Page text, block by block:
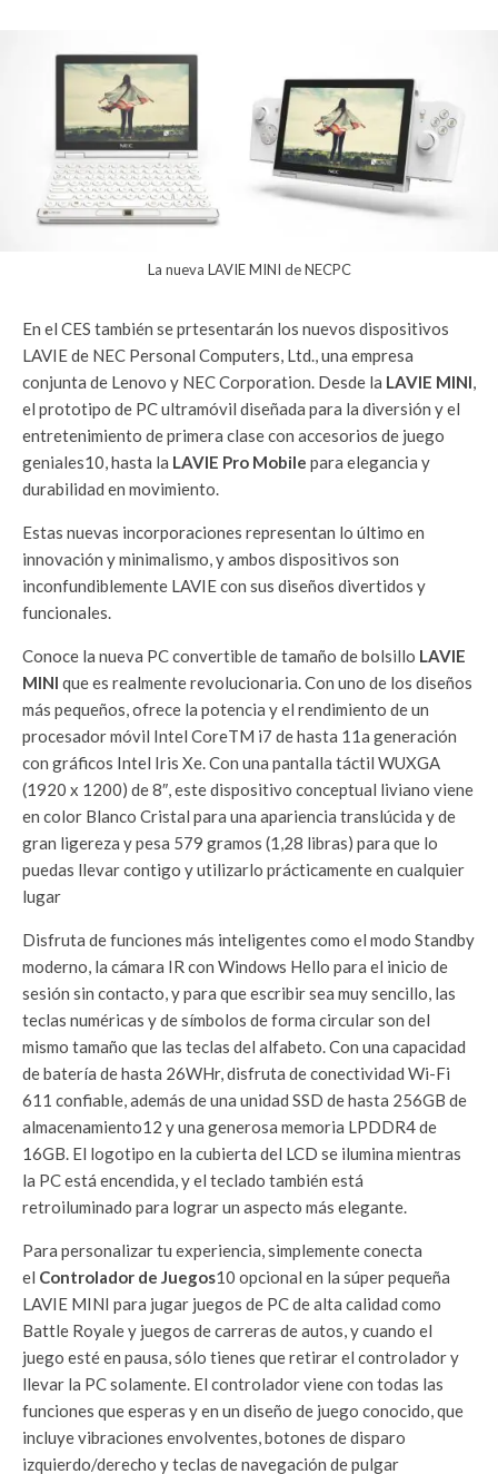
La nueva LAVIE MINI de NECPC
En el CES también se prtesentarán los nuevos dispositivos
LAVIE de NEC Personal Computers, Ltd., una empresa
conjunta de Lenovo y NEC Corporation. Desde la LAVIE MINI,
el prototipo de PC ultramóvil diseñada para la diversión y el
entretenimiento de primera clase con accesorios de juego
geniales10, hasta la LAVIE Pro Mobile para elegancia y
durabilidad en movimiento.
Estas nuevas incorporaciones representan lo último en
innovación y minimalismo, y ambos dispositivos son
inconfundiblemente LAVIE con sus diseños divertidos y
funcionales.
Conoce la nueva PC convertible de tamaño de bolsillo LAVIE
MINI que es realmente revolucionaria. Con uno de los diseños
más pequeños, ofrece la potencia y el rendimiento de un
procesador móvil Intel CoreTM i7 de hasta 11a generación
con gráficos Intel Iris Xe. Con una pantalla táctil WUXGA
(1920 x 1200) de 8″, este dispositivo conceptual liviano viene
en color Blanco Cristal para una apariencia translúcida y de
gran ligereza y pesa 579 gramos (1,28 libras) para que lo
puedas llevar contigo y utilizarlo prácticamente en cualquier
lugar
Disfruta de funciones más inteligentes como el modo Standby
moderno, la cámara IR con Windows Hello para el inicio de
sesión sin contacto, y para que escribir sea muy sencillo, las
teclas numéricas y de símbolos de forma circular son del
mismo tamaño que las teclas del alfabeto. Con una capacidad
de batería de hasta 26WHr, disfruta de conectividad Wi-Fi
611 confiable, además de una unidad SSD de hasta 256GB de
almacenamiento12 y una generosa memoria LPDDR4 de
16GB. El logotipo en la cubierta del LCD se ilumina mientras
la PC está encendida, y el teclado también está
retroiluminado para lograr un aspecto más elegante.
Para personalizar tu experiencia, simplemente conecta
el Controlador de Juegos10 opcional en la súper pequeña
LAVIE MINI para jugar juegos de PC de alta calidad como
Battle Royale y juegos de carreras de autos, y cuando el
juego esté en pausa, sólo tienes que retirar el controlador y
llevar la PC solamente. El controlador viene con todas las
funciones que esperas y en un diseño de juego conocido, que
incluye vibraciones envolventes, botones de disparo
izquierdo/derecho y teclas de navegación de pulgar